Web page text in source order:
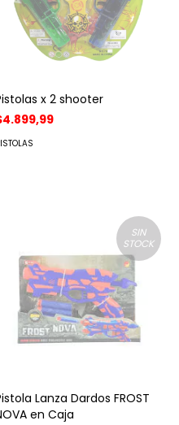
x 2 shooter
SIN
STOCK
Lanza Dardos FROST
en Caja